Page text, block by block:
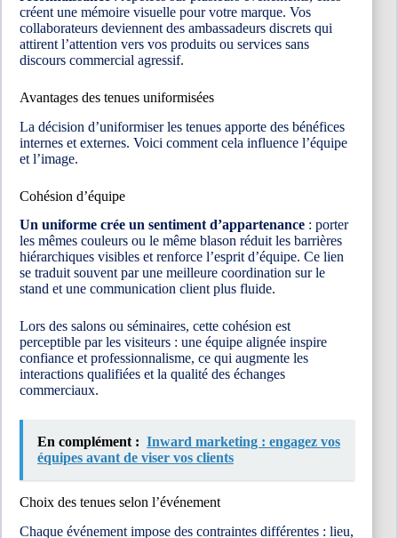
créent une mémoire visuelle pour votre marque. Vos
collaborateurs deviennent des ambassadeurs discrets qui
attirent l’attention vers vos produits ou services sans
discours commercial agressif.
Avantages des tenues uniformisées
La décision d’uniformiser les tenues apporte des bénéfices
internes et externes. Voici comment cela influence l’équipe
et l’image.
Cohésion d’équipe
Un uniforme crée un sentiment d’appartenance : porter
les mêmes couleurs ou le même blason réduit les barrières
hiérarchiques visibles et renforce l’esprit d’équipe. Ce lien
se traduit souvent par une meilleure coordination sur le
stand et une communication client plus fluide.
Lors des salons ou séminaires, cette cohésion est
perceptible par les visiteurs : une équipe alignée inspire
confiance et professionnalisme, ce qui augmente les
interactions qualifiées et la qualité des échanges
commerciaux.
En complément : Inward marketing : engagez vos
équipes avant de viser vos clients
Choix des tenues selon l’événement
Chaque événement impose des contraintes différentes : lieu,